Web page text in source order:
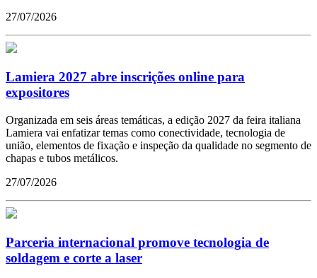
27/07/2026
Lamiera 2027 abre inscrições online para
expositores
Organizada em seis áreas temáticas, a edição 2027 da feira italiana
Lamiera vai enfatizar temas como conectividade, tecnologia de
união, elementos de fixação e inspeção da qualidade no segmento de
chapas e tubos metálicos.
27/07/2026
Parceria internacional promove tecnologia de
soldagem e corte a laser